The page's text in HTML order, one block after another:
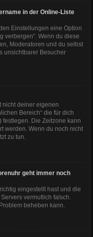
in der Online-Liste
Einstellungen eine Option
verbergen“. Wenn du diese
Moderatoren und du selbst
unsichtbarer Besucher
nicht deiner eigenen
Bereich“ die für dich
festlegen. Die Zeitzone kann
werden. Wenn du noch nicht
zu tun.
geht immer noch
eingestellt hast und die
vermutlich falsch.
beheben kann.